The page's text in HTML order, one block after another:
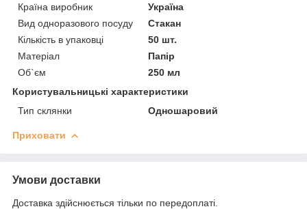
Країна виробник
Україна
Вид одноразового посуду
Стакан
Кількість в упаковці
50 шт.
Матеріал
Папір
Об`єм
250 мл
Користувальницькі характеристики
Тип склянки
Одношаровий
Приховати
Умови доставки
Доставка здійснюється тільки по передоплаті.